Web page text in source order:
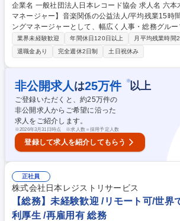
企業名 一般社団法人日本レコード協会 求人名 六本木一丁目【人事・総務
マネージャー】音楽関係の公益法人/平均残業15時間◎ 仕事の内容
ングマネージャーとして、幅広く人事・総務グル
だきます。■グループ運営・マネジメント業務：人
営、部員の業務管理・育成・評価、役員・他部署との調整
務：理事会他会議運営、役員登記、秘書業務管理（
退会、渉外対応、安全衛生管理、規程改定、オフ
庶務業務の統括、その他■人事業務：採用、入退社
育成（研修/OJT関連）、人事制度（設計/運用）■ま
営で現場を理解し、徐々にマネジメント領域を広げ
門の責任者として組織を牽引することを期待します。 募集職種 六本木
丁目【人事・総務マネージャー】音楽関係の公益
業界未経験歓迎 年間休日120日以上 月平均残業時間
退職金あり
完全週休2日制 土日祝休み
非公開求人 は25万件 ※以上
ご登録いただくと、約25万件の
非公開求人からご希望に沿った
求人をご紹介します。
※2026年3月31日時点 ※求人数＝採用予定人数
登録して求人を紹介してもらう
正社員
株式会社日本レジストリサービス
【総務】未経験歓迎 /リモート可/世界
利厚生 /再雇用有 総務